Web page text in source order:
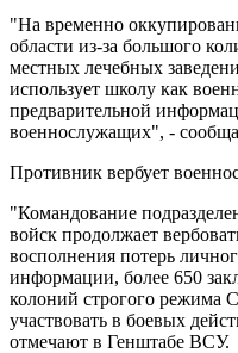
"На временно
области из-за большого
местных лечебных
использует школу как
предварительной
военнослужащих", -
Противник вербует
"Командование
войск продолжает
восполнения потерь
информации, более 650
колоний строгого режима
участвовать в боевых
отмечают в Генштабе ВСУ.